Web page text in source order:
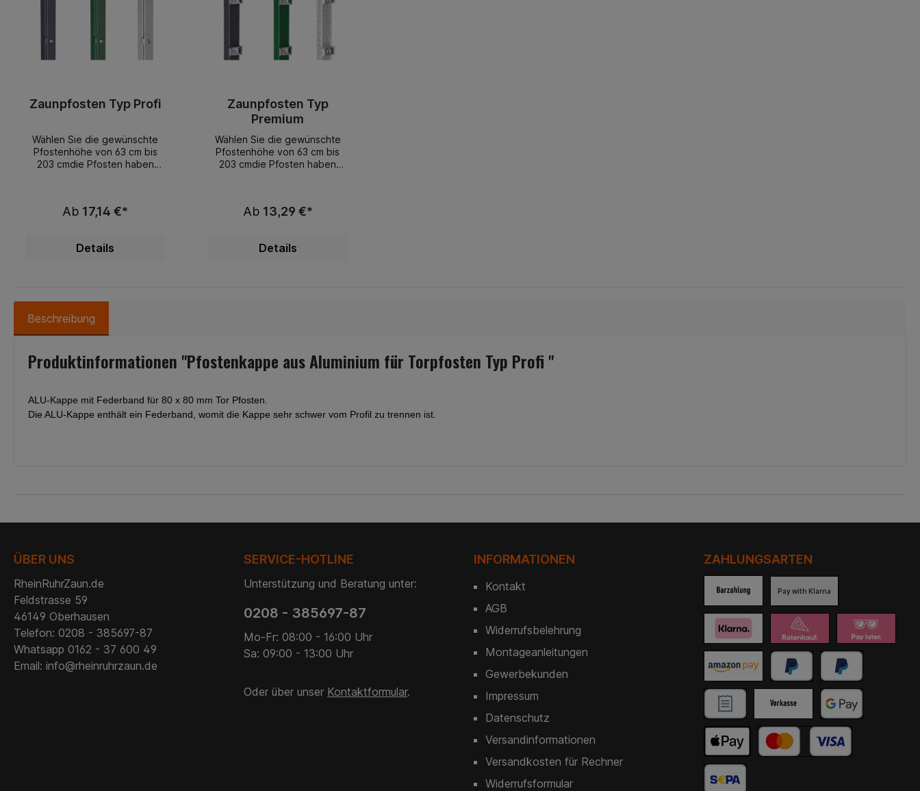
Zaunpfosten Typ Profi
Wählen Sie die gewünschte
Pfostenhöhe von 63 cm bis
203 cmdie Pfosten haben
PVC-Haltermit Abdeckleiste,
EdelstahlOptimal geeignet für
lagerndbeste
Materialienbeste
Verarbeitungmontagefreundlic
hlanglebigformschönsehr
Leistungsverhältnis
Ab 17,14 €*
Details
Zaunpfosten Typ
Premium
Wählen Sie die gewünschte
Pfostenhöhe von 63 cm bis
203 cmdie Pfosten haben
Kappe und PVC-Haltermit
20cmSchrauben aus Edelstahl
Ab 13,29 €*
Details
Beschreibung
Produktinformationen "Pfostenkappe aus Aluminium für Torpfosten Typ Profi "
ALU-Kappe mit Federband für 80 x 80 mm Tor Pfosten.
Die ALU-Kappe enthält ein Federband, womit die Kappe sehr schwer vom Profil zu trennen ist.
ÜBER UNS
RheinRuhrZaun.de
Feldstrasse 59
46149 Oberhausen
Telefon: 0208 - 385697-87
Whatsapp 0162 - 37 600 49
Email: info@rheinruhrzaun.de
INFORMATIONEN
Kontakt
AGB
Widerrufsbelehrung
Montageanleitungen
Gewerbekunden
Impressum
Datenschutz
Versandinformationen
Versandkosten für Rechner
Widerrufsformular
SERVICE-HOTLINE
Unterstützung und Beratung unter:
0208 - 385697-87
Mo-Fr: 08:00 - 16:00 Uhr
Sa: 09:00 - 13:00 Uhr
Oder über unser Kontaktformular.
ZAHLUNGSARTEN
Pay with Klarna